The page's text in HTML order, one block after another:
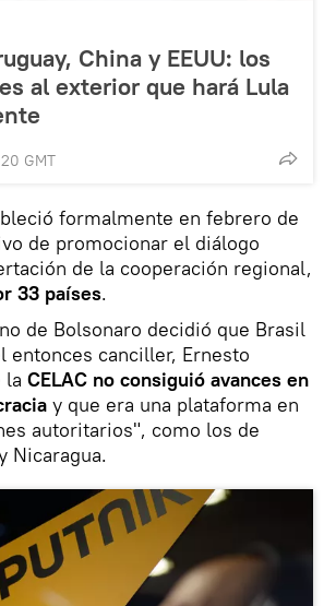
China y EEUU: los
al exterior que hará Lula
GMT
formalmente en febrero de
de promocionar el diálogo
de la cooperación regional,
33 países.
de Bolsonaro decidió que Brasil
entonces canciller, Ernesto
la CELAC no consiguió avances en
y que era una plataforma en
autoritarios", como los de
Nicaragua.